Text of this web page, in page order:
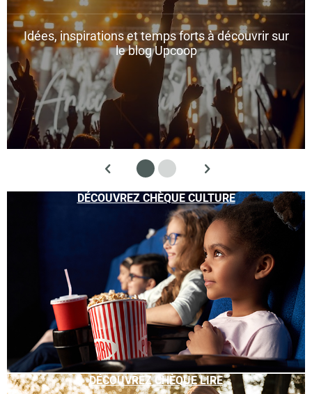
Idées, inspirations et temps forts à découvrir sur
le blog Upcoop
DÉCOUVREZ CHÈQUE CULTURE
DÉCOUVREZ CHÈQUE LIRE